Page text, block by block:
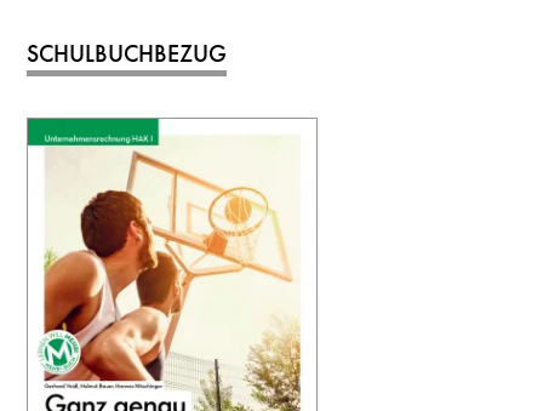
SCHULBUCHBEZUG